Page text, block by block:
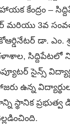
కేంద్రం –
3వ
డా. ఎం.
కళాశాల,
సైన్స్
ఉన్న
స్థానిక